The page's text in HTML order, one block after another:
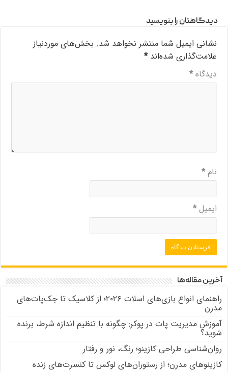
دیدگاهتان را بنویسید
نشانی ایمیل شما منتشر نخواهد شد. بخش‌های موردنیاز
علامت‌گذاری شده‌اند*
دیدگاه*
نام*
ایمیل*
آخرین مقاله‌ها
راهنمای انواع بازی‌های اسلات ۲۰۲۶؛ از کلاسیک تا جک‌پات‌های
مدرن
آموزش مدیریت پات در پوکر: چگونه با تنظیم اندازه شرط، برنده
شوید؟
روان‌شناسی طراحی کازینو؛ رنگ، نور و رفتار
کازینوهای مدرن؛ از رستوران‌های لوکس تا کنسرت‌های زنده